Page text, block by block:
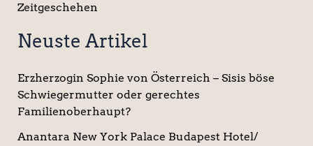
Zeitgeschehen
Neuste Artikel
Erzherzogin Sophie von Österreich – Sisis böse
Schwiegermutter oder gerechtes
Familienoberhaupt?
Anantara New York Palace Budapest Hotel/